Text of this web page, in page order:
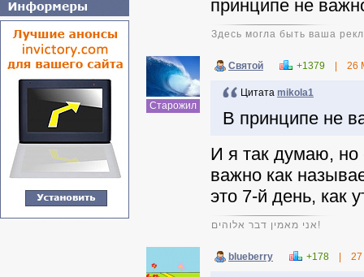
принципе не
Здесь могла быть ваша
Старожил
Святой +1379 26
Цитата mikola1
В принципе не
И я так думаю, но
важно как
это 7-й день, как
אני מאמין דבר אלוהים!
blueberry +178